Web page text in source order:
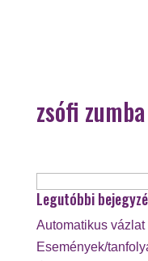
zsófi
Legutóbbi
Automatikus vázlat
Események/